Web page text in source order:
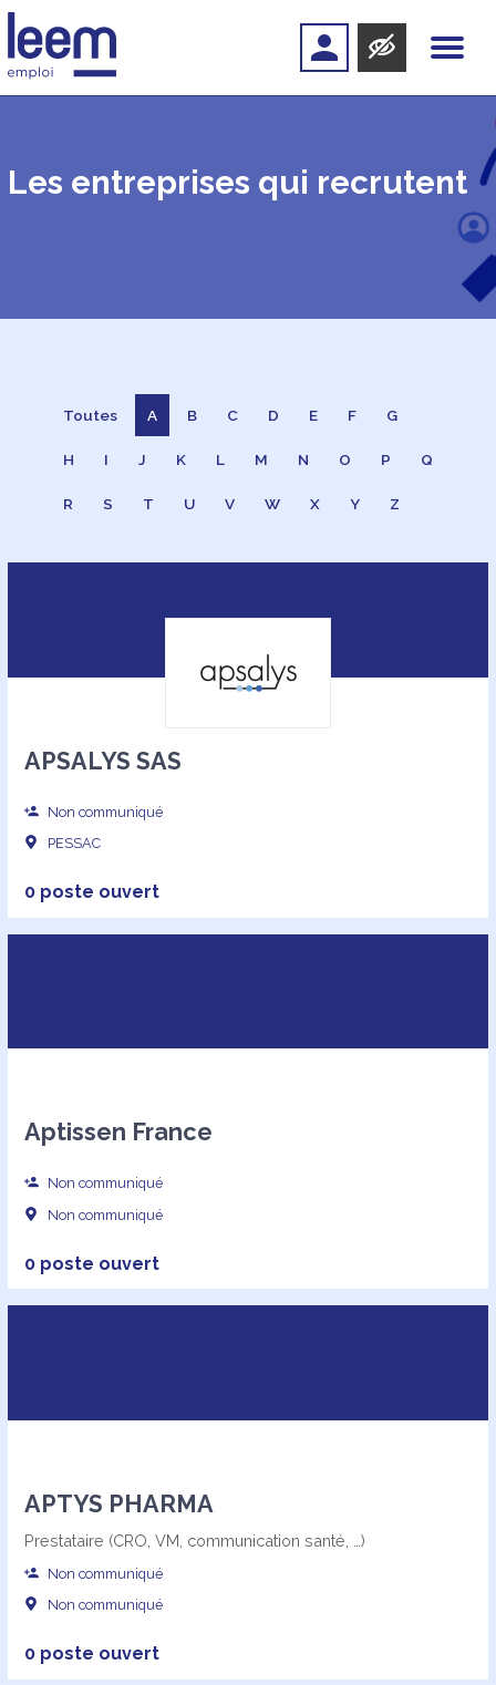
Les entreprises qui recrutent
Toutes A B C D E F G
H I J K L M N O P Q
R S T U V W X Y Z
APSALYS SAS
Non communiqué
PESSAC
0 poste ouvert
Aptissen France
Non communiqué
Non communiqué
0 poste ouvert
APTYS PHARMA
Prestataire (CRO, VM, communication santé, …)
Non communiqué
Non communiqué
0 poste ouvert